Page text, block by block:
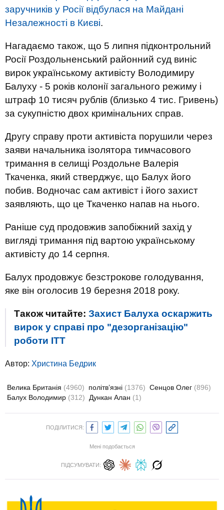
заручників у Росії відбулася на Майдані
Незалежності в Києві.
Нагадаємо також, що 5 липня підконтрольний
Росії Роздольненський районний суд виніс
вирок українському активісту Володимиру
Балуху - 5 років колонії загального режиму і
штраф 10 тисяч рублів (близько 4 тис. Гривень)
за сукупністю двох кримінальних справ.
Другу справу проти активіста порушили через
заяви начальника ізолятора тимчасового
тримання в селищі Роздольне Валерія
Ткаченка, який стверджує, що Балух його
побив. Водночас сам активіст і його захист
заявляють, що це Ткаченко напав на нього.
Раніше суд продовжив запобіжний захід у
вигляді тримання під вартою українському
активісту до 14 серпня.
Балух продовжує безстрокове голодування,
яке він оголосив 19 березня 2018 року.
Також читайте: Захист Балуха оскаржить
вирок у справі про "дезорганізацію"
роботи ІТТ
Автор: Христина Бедрик
Велика Британія (4960) політв’язні (1376) Сенцов Олег (896)
Балух Володимир (312) Дункан Алан (1)
ПОДІЛИТИСЯ:
Мені подобається
ПІДСУМУВАТИ: